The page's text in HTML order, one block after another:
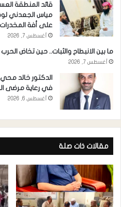
قائد المنطقة
مياس الجعدني
على أفة المخدرات
أغسطس 7, 2026
ما بين الانبطاح والثبات.. حين تخاض
أغسطس 7, 2026
الدكتور خالد
في رعاية مرضى
أغسطس 6, 2026
مقالات ذات صلة